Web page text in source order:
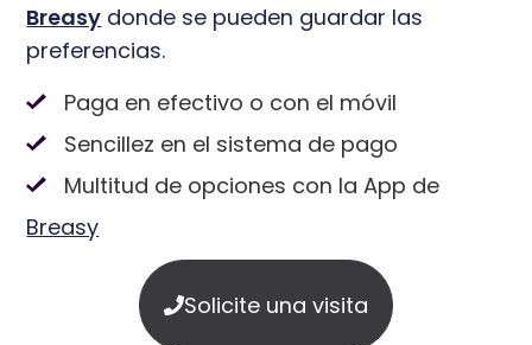
Breasy donde se pueden guardar las
preferencias.
Paga en efectivo o con el móvil
Sencillez en el sistema de pago
Multitud de opciones con la App de
Breasy
Solicite una visita